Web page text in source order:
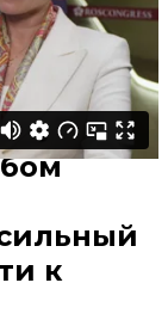
к
к